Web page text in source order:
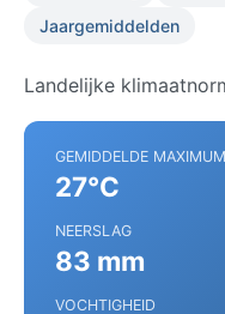
Jaargemiddelden
Landelijke
GEMIDDELDE MAXIMUM
27°C
NEERSLAG
83 mm
VOCHTIGHEID